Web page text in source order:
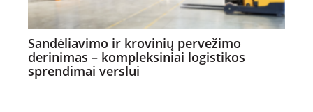
Sandėliavimo ir krovinių pervežimo
derinimas – kompleksiniai logistikos
sprendimai verslui